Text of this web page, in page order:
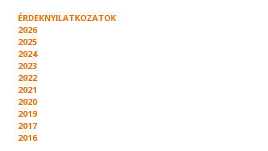
ÉRDEKNYILATKOZATOK
2026
2025
2024
2023
2022
2021
2020
2019
2017
2016